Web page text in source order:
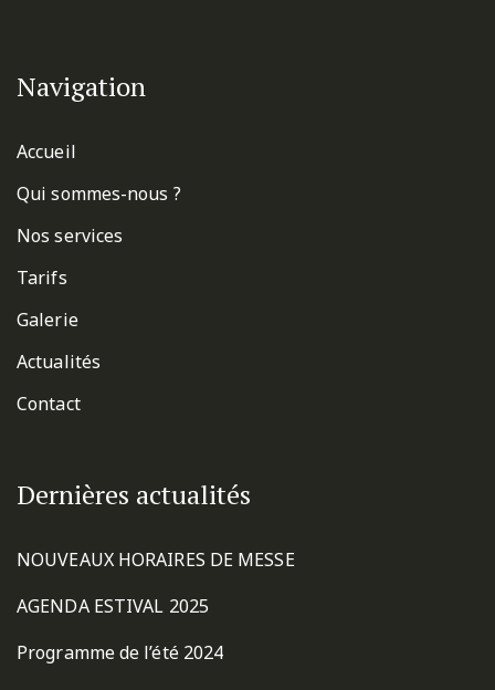
Navigation
Accueil
Qui sommes-nous ?
Nos services
Tarifs
Galerie
Actualités
Contact
Dernières actualités
NOUVEAUX HORAIRES DE MESSE
AGENDA ESTIVAL 2025
Programme de l’été 2024